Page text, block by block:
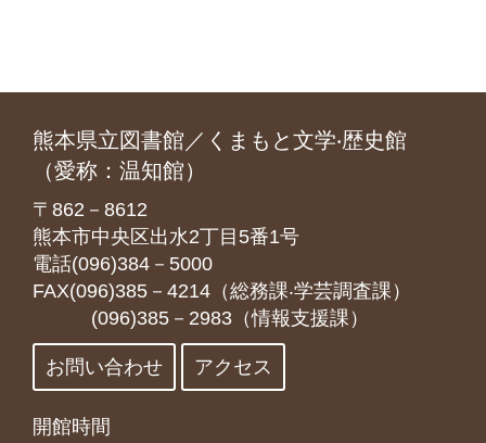
熊本県立図書館／くまもと文学‧歴史館
（愛称：温知館）
〒862－8612
熊本市中央区出水2丁目5番1号
電話(096)384－5000
FAX(096)385－4214（総務課‧学芸調査課）
(096)385－2983（情報支援課）
お問い合わせ アクセス
開館時間